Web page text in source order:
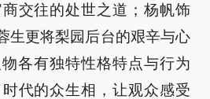
交往的处世之道；杨帆饰
生更将梨园后台的艰辛与心
各有独特性格特点与行为
代的众生相，让观众感受